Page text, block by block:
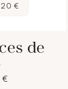
€
de